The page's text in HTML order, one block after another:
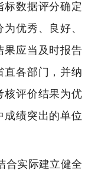
标数据评分确定
优秀、良好、
果应当及时报告
直各部门，并纳
核评价结果为优
成绩突出的单位
合实际建立健全